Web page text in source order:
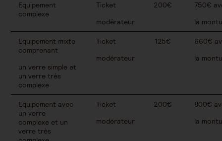
Equipement
complexe
Ticket
modérateur
200€
750€
la
Equipement mixte
comprenant
un verre simple et
un verre très
complexe
Ticket
modérateur
125€
660€
la
Equipement avec
un verre
complexe et un
verre très
Ticket
modérateur
200€
800€
la